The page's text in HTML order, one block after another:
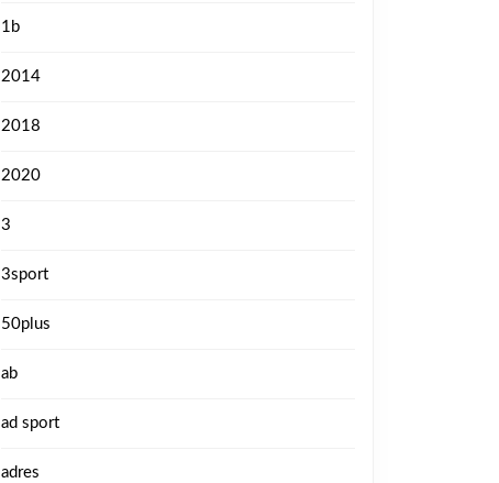
1b
2014
2018
2020
3
3sport
50plus
ab
ad sport
adres